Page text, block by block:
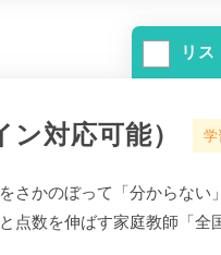
リス
対応可能） 学
さかのぼって「分からない
点数を伸ばす家庭教師「全